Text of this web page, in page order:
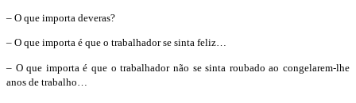
– O que importa deveras?
– O que importa é que o trabalhador se sinta feliz…
– O que importa é que o trabalhador não se sinta roubado ao congelarem-lhe
anos de trabalho…